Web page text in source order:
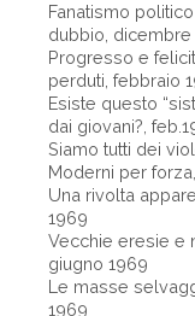
Fanatismo
dubbio, dicembre
Progresso e
perduti, febbraio
Esiste questo
dai giovani?,
Siamo tutti dei
Moderni per
Una rivolta
1969
Vecchie eresie e
giugno 1969
Le masse
1969